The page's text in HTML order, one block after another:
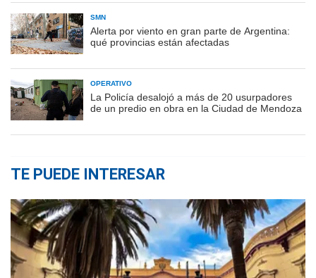
SMN
Alerta por viento en gran parte de Argentina:
qué provincias están afectadas
OPERATIVO
La Policía desalojó a más de 20 usurpadores
de un predio en obra en la Ciudad de Mendoza
TE PUEDE INTERESAR